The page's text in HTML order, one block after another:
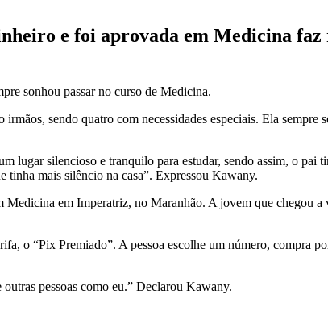
e foi aprovada em Medicina
sonhou passar no curso de Medicina.
sendo quatro com necessidades especiais. Ela sempre
lugar silencioso e tranquilo para estudar, sendo assim, o
tinha mais silêncio na casa”. Expressou Kawany.
Medicina em Imperatriz, no Maranhão. A jovem que chegou
o “Pix Premiado”. A pessoa escolhe um número,
pessoas como eu.” Declarou Kawany.